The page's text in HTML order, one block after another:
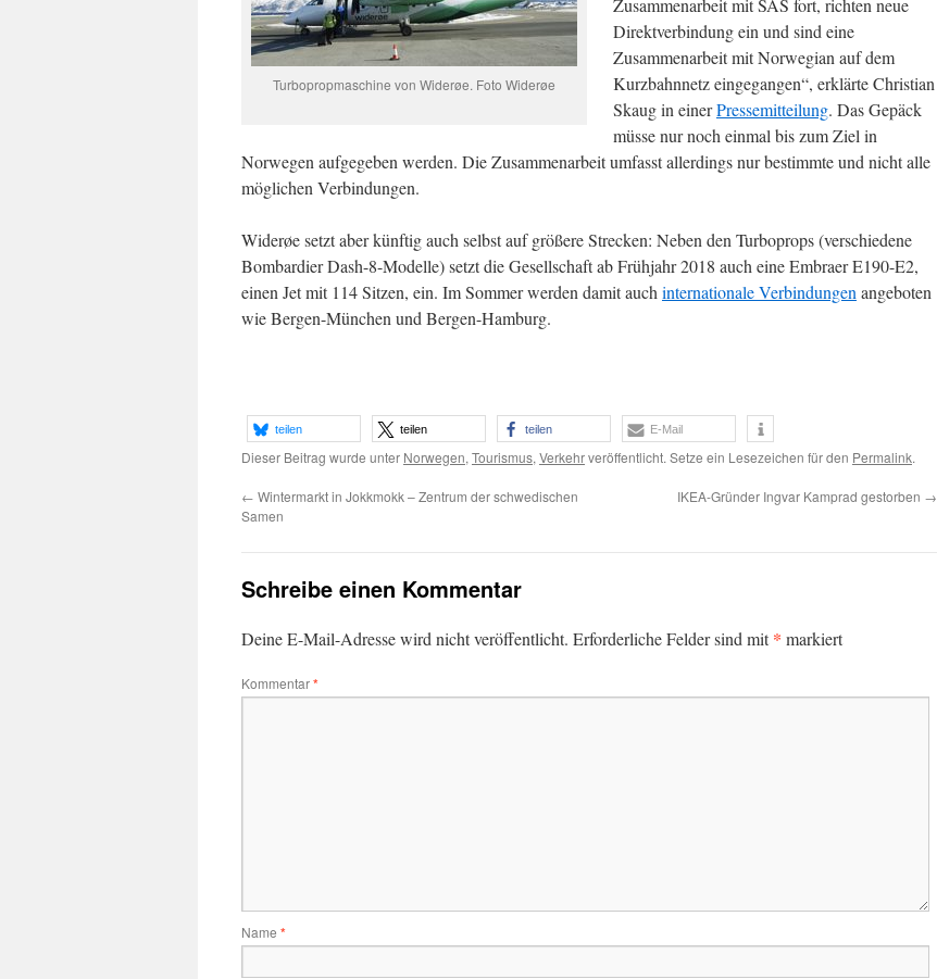
Turbopropmaschine von Widerøe. Foto Widerøe
Zusammenarbeit mit SAS fort, richten neue
Direktverbindung ein und sind eine
Zusammenarbeit mit Norwegian auf dem
Kurzbahnnetz eingegangen“, erklärte Christian
Skaug in einerPressemitteilung. Das Gepäck
müsse nur noch einmal bis zum Ziel in
Norwegen aufgegeben werden. Die Zusammenarbeit umfasst allerdings nur bestimmte und nicht alle
möglichen Verbindungen.
Widerøe setzt aber künftig auch selbst auf größere Strecken: Neben den Turboprops (verschiedene
Bombardier Dash-8-Modelle) setzt die Gesellschaft ab Frühjahr 2018 auch eine Embraer E190-E2,
einen Jet mit 114 Sitzen, ein. Im Sommer werden damit auch internationale Verbindungen angeboten
wie Bergen-München und Bergen-Hamburg.
teilen teilen teilen E-Mail
Dieser Beitrag wurde unter Norwegen, Tourismus, Verkehrveröffentlicht. Setze ein Lesezeichen für den Permalink.
← Wintermarkt in Jokkmokk – Zentrum der schwedischen
Samen
IKEA-Gründer Ingvar Kamprad gestorben →
Schreibe einen Kommentar
Deine E-Mail-Adresse wird nicht veröffentlicht. Erforderliche Felder sind mit* markiert
Kommentar*
Name *